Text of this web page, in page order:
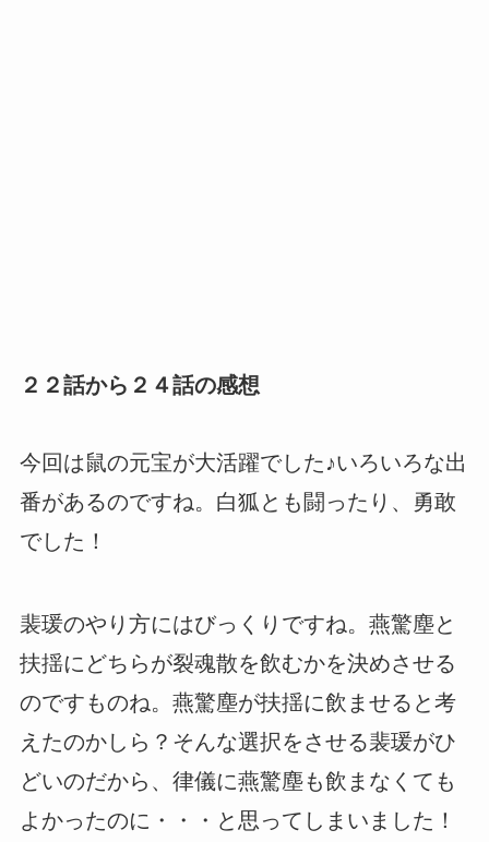
２２話から２４話の感想
今回は鼠の元宝が大活躍でした♪いろいろな出
番があるのですね。白狐とも闘ったり、勇敢
でした！
裴瑗のやり方にはびっくりですね。燕驚塵と
扶揺にどちらが裂魂散を飲むかを決めさせる
のですものね。燕驚塵が扶揺に飲ませると考
えたのかしら？そんな選択をさせる裴瑗がひ
どいのだから、律儀に燕驚塵も飲まなくても
よかったのに・・・と思ってしまいました！